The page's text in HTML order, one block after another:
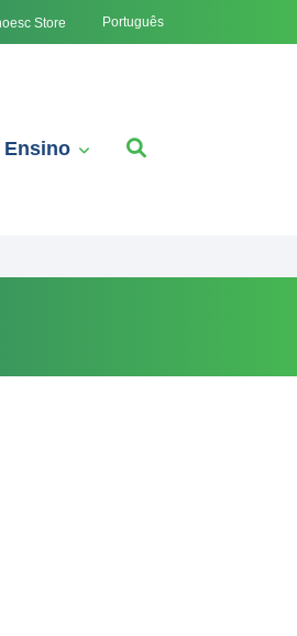
Store Português
Ensino